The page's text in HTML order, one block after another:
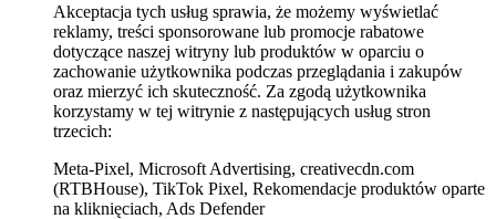
Akceptacja tych usług sprawia, że możemy wyświetlać
reklamy, treści sponsorowane lub promocje rabatowe
dotyczące naszej witryny lub produktów w oparciu o
zachowanie użytkownika podczas przeglądania i zakupów
oraz mierzyć ich skuteczność. Za zgodą użytkownika
korzystamy w tej witrynie z następujących usług stron
trzecich:
Meta-Pixel, Microsoft Advertising, creativecdn.com
(RTBHouse), TikTok Pixel, Rekomendacje produktów oparte
na kliknięciach, Ads Defender